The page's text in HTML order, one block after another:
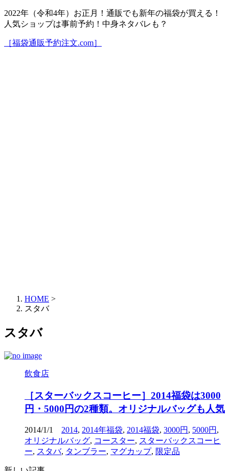
2022年（令和4年）お正月！通販でも新年の福袋が買える！
人気ショップは事前予約！中身ネタバレも？
［福袋通販予約注文.com］
HOME >
スタバ
スタバ
飲食店
［スターバックスコーヒー］2014福袋は3000
円・5000円の2種類。オリジナルバッグも人気
2014/1/1 2014, 2014年福袋, 2014福袋, 3000円 , 5000円 ,
オリジナルバッグ, コースター, スターバックスコーヒ
ー, スタバ, タンブラー, マグカップ, 限定品